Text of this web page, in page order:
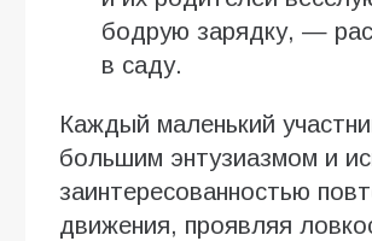
бодрую зарядку, —
в саду.
Каждый маленький
большим энтузиазмом и
заинтересованностью
движения, проявляя